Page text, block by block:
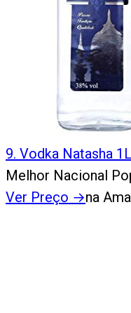
9. Vodka Natasha 1L
Melhor Nacional
Ver Preço →na